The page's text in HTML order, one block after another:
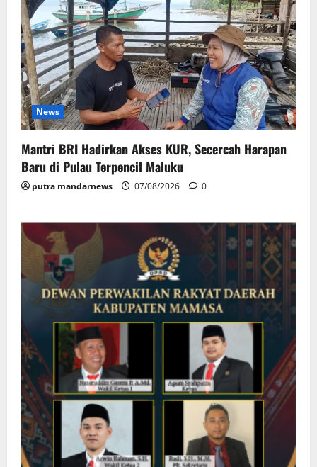
News
Mantri BRI Hadirkan Akses KUR, Secercah Harapan
Baru di Pulau Terpencil Maluku
putra mandarnews 07/08/2026 0